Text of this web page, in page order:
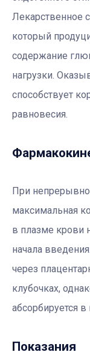
Лекарственное
который
содержание
нагрузки.
способствует
равновесия.
При
максимальная
в плазме крови
начала
через
клубочках,
абсорбируется
Показания